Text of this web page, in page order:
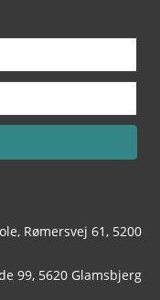
Rømersvej 61, 5200
99, 5620 Glamsbjerg